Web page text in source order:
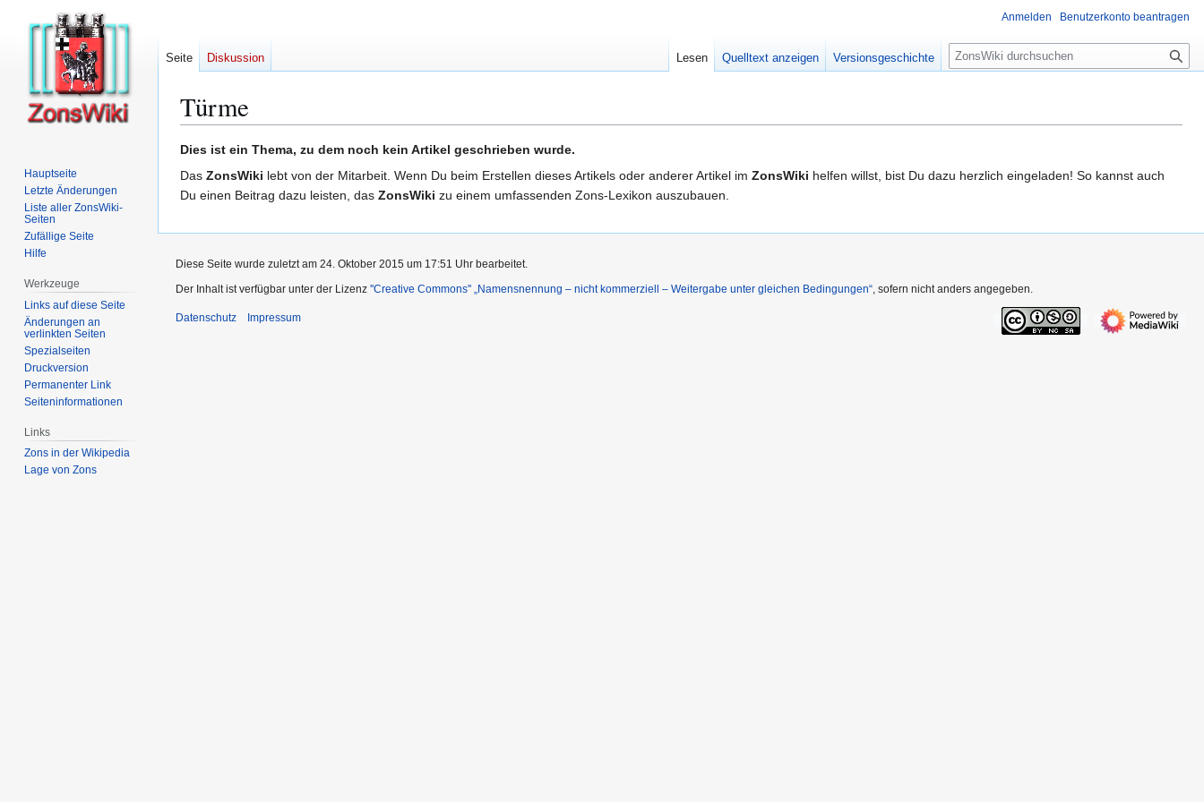
Türme
Zur
Navigation
springen
Zur
Suche
springen
Dies ist ein Thema, zu dem noch kein Artikel geschrieben wurde.
Das ZonsWiki lebt von der Mitarbeit. Wenn Du beim Erstellen dieses Artikels oder anderer Artikel im ZonsWiki helfen willst, bist Du dazu herzlich eingeladen! So kannst auch
Du einen Beitrag dazu leisten, das ZonsWiki zu einem umfassenden Zons-Lexikon auszubauen.
Anmelden Benutzerkonto beantragen
Seite Diskussion Lesen Quelltext anzeigen Versionsgeschichte
S
u
e
Hauptseite
Letzte Änderungen
Liste aller ZonsWiki-
Seiten
Zufällige Seite
Hilfe
Werkzeuge
Links auf diese Seite
Änderungen an
verlinkten Seiten
Spezialseiten
Druckversion
Permanenter Link
Seiten­­informationen
Links
Zons in der Wikipedia
Lage von Zons
Diese Seite wurde zuletzt am 24. Oktober 2015 um 17:51 Uhr bearbeitet.
Der Inhalt ist verfügbar unter der Lizenz ''Creative Commons'' „Namensnennung – nicht kommerziell – Weitergabe unter gleichen Bedingungen“, sofern nicht anders angegeben.
Datenschutz Impressum